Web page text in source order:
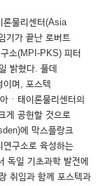
론물리센터(Asia
기가 끝난 로버트
소(MPI-PKS) 피터
밝혔다. 풀데
이며, 포스텍
ㆍ태이론물리센터의
게 공헌할 것으로
에 막스플랑크
구소로 육성하는
독일 기초과학 발전에
취임과 함께 포스텍과